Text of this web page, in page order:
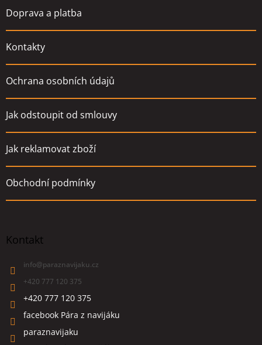
Doprava a platba
Kontakty
Ochrana osobních údajů
Jak odstoupit od smlouvy
Jak reklamovat zboží
Obchodní podmínky
Kontakt
info@paraznavijaku.cz
+420 777 120 375
+420 777 120 375
facebook Pára z navijáku
paraznavijaku